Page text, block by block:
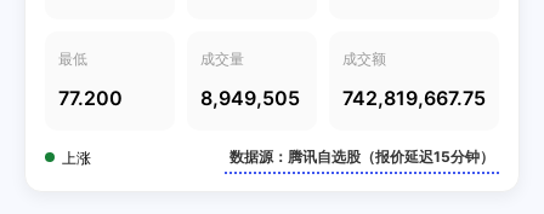
最低
77.200
成交量
8,949,505
成交额
742,819,667.75
上涨 数据源：腾讯自选股（报价延迟15分钟）